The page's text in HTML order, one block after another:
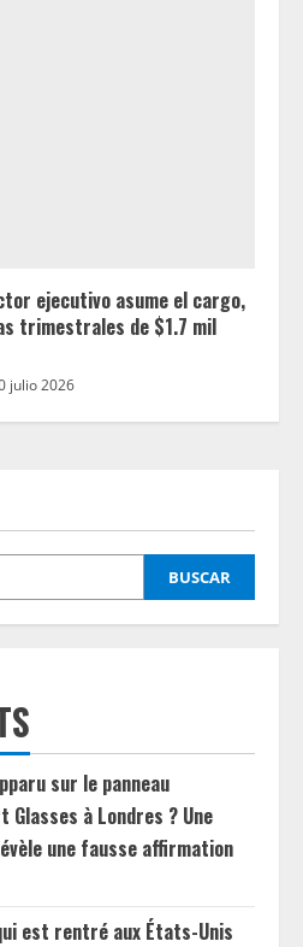
ejecutivo asume el cargo,
trimestrales de $1.7 mil
julio 2026
BUSCAR
sur le panneau
à Londres ? Une
une fausse affirmation
est rentré aux États-Unis